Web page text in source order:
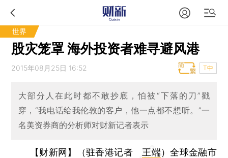
世界
股灾笼罩 海外投资者难寻避风港
2015年08月25日 16:52 T中
大部分人在此时都不敢抄底，怕被“下落的刀”戳
穿，“我电话给我伦敦的客户，他一点都不想听。”一
名美资券商的分析师对财新记者表示
【财新网】（驻香港记者 王端）全球金融市